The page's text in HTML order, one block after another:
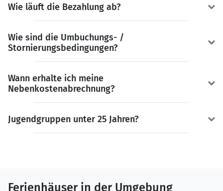
Wie läuft die Bezahlung ab?
Wie sind die Umbuchungs- /
Stornierungsbedingungen?
Wann erhalte ich meine
Nebenkostenabrechnung?
Jugendgruppen unter 25 Jahren?
Ferienhäuser in der Umgebung